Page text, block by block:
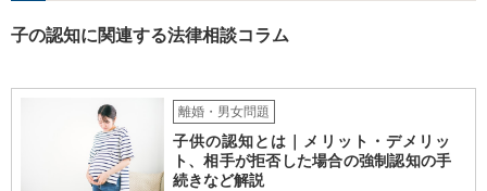
子の認知に関連する法律相談コラム
離婚・男女問題
子供の認知とは｜メリット・デメリッ
ト、相手が拒否した場合の強制認知の手
続きなど解説